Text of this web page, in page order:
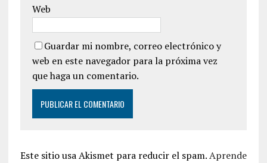
Web
Guardar mi nombre, correo electrónico y
web en este navegador para la próxima vez
que haga un comentario.
Este sitio usa Akismet para reducir el spam.Aprende